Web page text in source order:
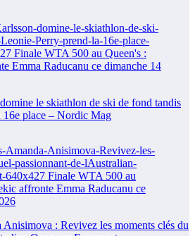
le skiathlon de ski de fond tandis
16e place – Nordic Mag
Anisimova : Revivez les moments clés du